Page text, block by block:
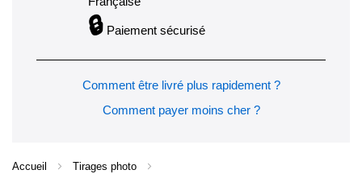
🔒 Paiement sécurisé
Comment être livré plus rapidement ?
Comment payer moins cher ?
Accueil Tirages photo